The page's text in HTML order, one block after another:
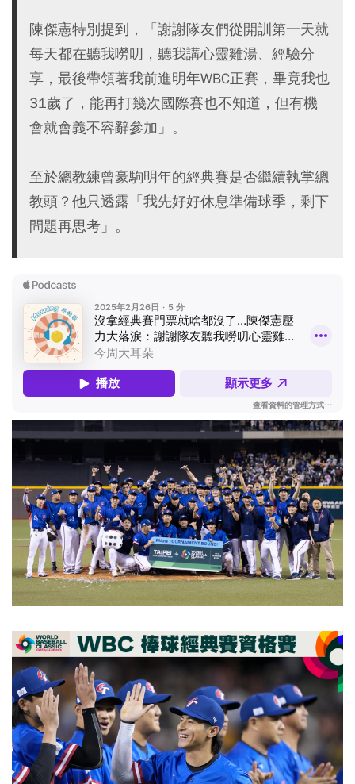
陳傑憲特別提到，「謝謝隊友們從開訓第一天就
每天都在聽我嘮叨，聽我講心靈雞湯、經驗分
享，最後帶領著我前進明年WBC正賽，畢竟我也
31歲了，能再打幾次國際賽也不知道，但有機
會就會義不容辭參加」。
至於總教練曾豪駒明年的經典賽是否繼續執掌總
教頭？他只透露「我先好好休息準備球季，剩下
問題再思考」。